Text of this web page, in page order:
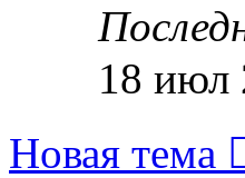
18 июл
Новая тема